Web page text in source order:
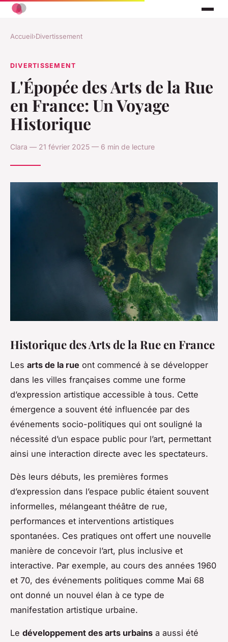
Accueil›Divertissement
DIVERTISSEMENT
L'Épopée des Arts de la Rue
en France: Un Voyage
Historique
Clara — 21 février 2025 — 6 min de lecture
Historique des Arts de la Rue en France
Les arts de la rue ont commencé à se développer
dans les villes françaises comme une forme
d’expression artistique accessible à tous. Cette
émergence a souvent été influencée par des
événements socio-politiques qui ont souligné la
nécessité d’un espace public pour l’art, permettant
ainsi une interaction directe avec les spectateurs.
Dès leurs débuts, les premières formes
d’expression dans l’espace public étaient souvent
informelles, mélangeant théâtre de rue,
performances et interventions artistiques
spontanées. Ces pratiques ont offert une nouvelle
manière de concevoir l’art, plus inclusive et
interactive. Par exemple, au cours des années 1960
et 70, des événements politiques comme Mai 68
ont donné un nouvel élan à ce type de
manifestation artistique urbaine.
Le développement des arts urbains a aussi été